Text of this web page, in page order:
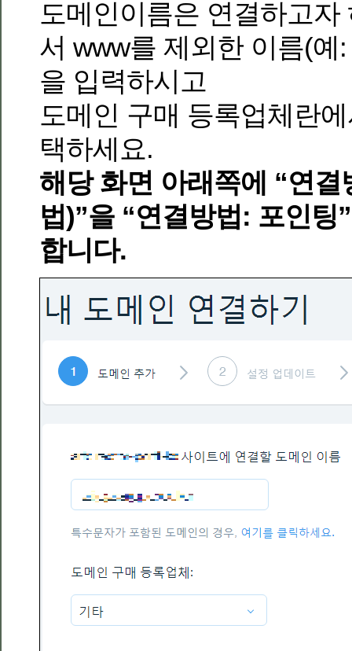
도메인이름은 연결하고
서 www를 제외한 이름(예
을 입력하시고
도메인 구매 등록업체란에
택하세요.
해당 화면 아래쪽에 “연
법)”을 “연결방법: 포인팅
합니다.